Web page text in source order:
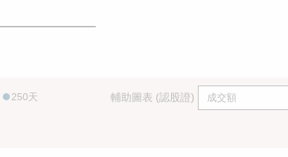
250天 輔助圖表 (認股證)